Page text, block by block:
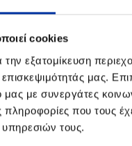
cookies
εξατομίκευση
μας.
μας με συνεργάτες
που τους
τους.
Σύμβουλος
Διευθύνων
του
Α.Ε.
νέου